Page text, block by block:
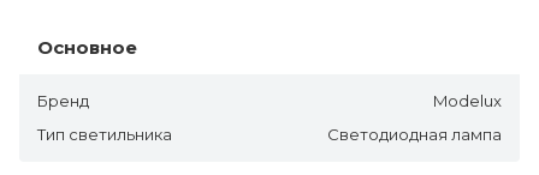
Основное
Бренд
Modelux
Тип светильника
Светодиодная лампа